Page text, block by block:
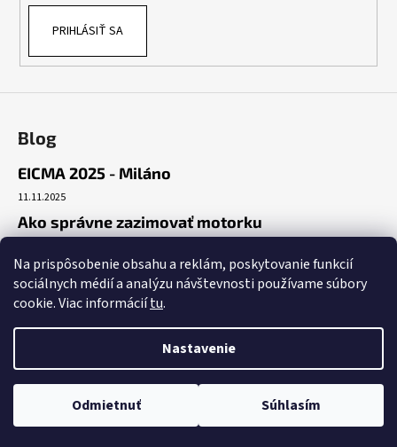
Na prispôsobenie obsahu a reklám, poskytovanie funkcií
sociálnych médií a analýzu návštevnosti používame súbory
cookie. Viac informáciítu.
Nastavenie
Odmietnuť Súhlasím
PRIHLÁSIŤ SA
Blog
EICMA 2025 - Miláno
11.11.2025
Ako správne zazimovať motorku
Začiatok cesty
19.10.2025
Copyright 2026Benda Nitra. Všetky práva vyhradené.Upraviť